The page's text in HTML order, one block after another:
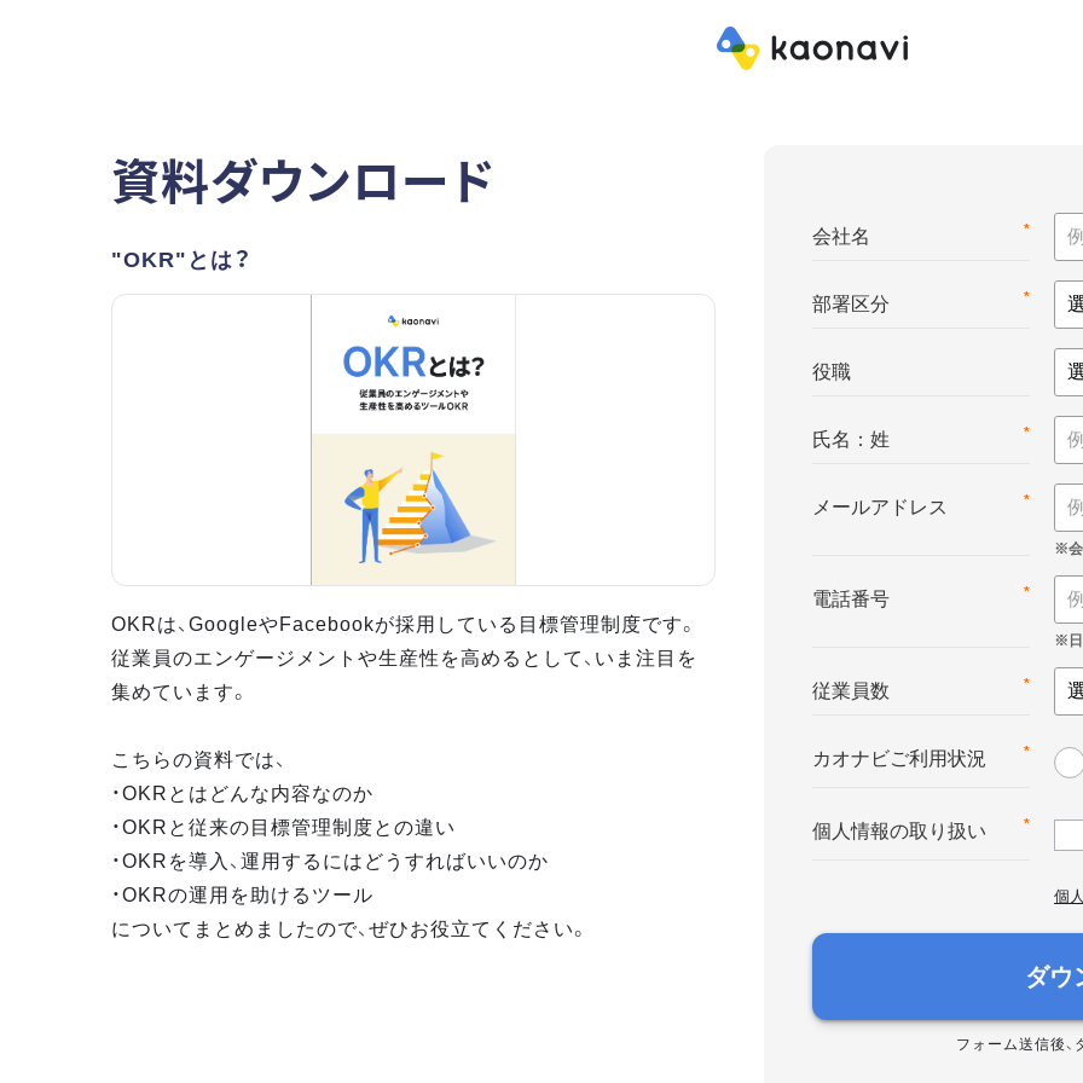
資料ダウンロード
"OKR"とは？
OKRは、GoogleやFacebookが採用している目標管理制度です。
従業員のエンゲージメントや生産性を高めるとして、いま注目を
集めています。
こちらの資料では、
・OKRとはどんな内容なのか
・OKRと従来の目標管理制度との違い
・OKRを導入、運用するにはどうすればいいのか
・OKRの運用を助けるツール
についてまとめましたので、ぜひお役立てください。
*
会社名
*
部署区分
役職
*
氏名：姓
*
メールアドレス
*
電話番号
*
従業員数
*
カオナビご利用状況
*
個人情報の取り扱い
個
ダウ
フォーム送信後